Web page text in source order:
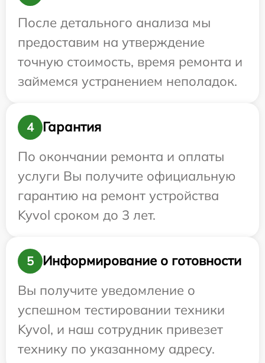
После детального анализа мы
предоставим на утверждение
точную стоимость, время ремонта и
займемся устранением неполадок.
4
Гарантия
По окончании ремонта и оплаты
услуги Вы получите официальную
гарантию на ремонт устройства
Kyvol сроком до 3 лет.
5
Информирование о готовности
Вы получите уведомление о
успешном тестировании техники
Kyvol, и наш сотрудник привезет
технику по указанному адресу.